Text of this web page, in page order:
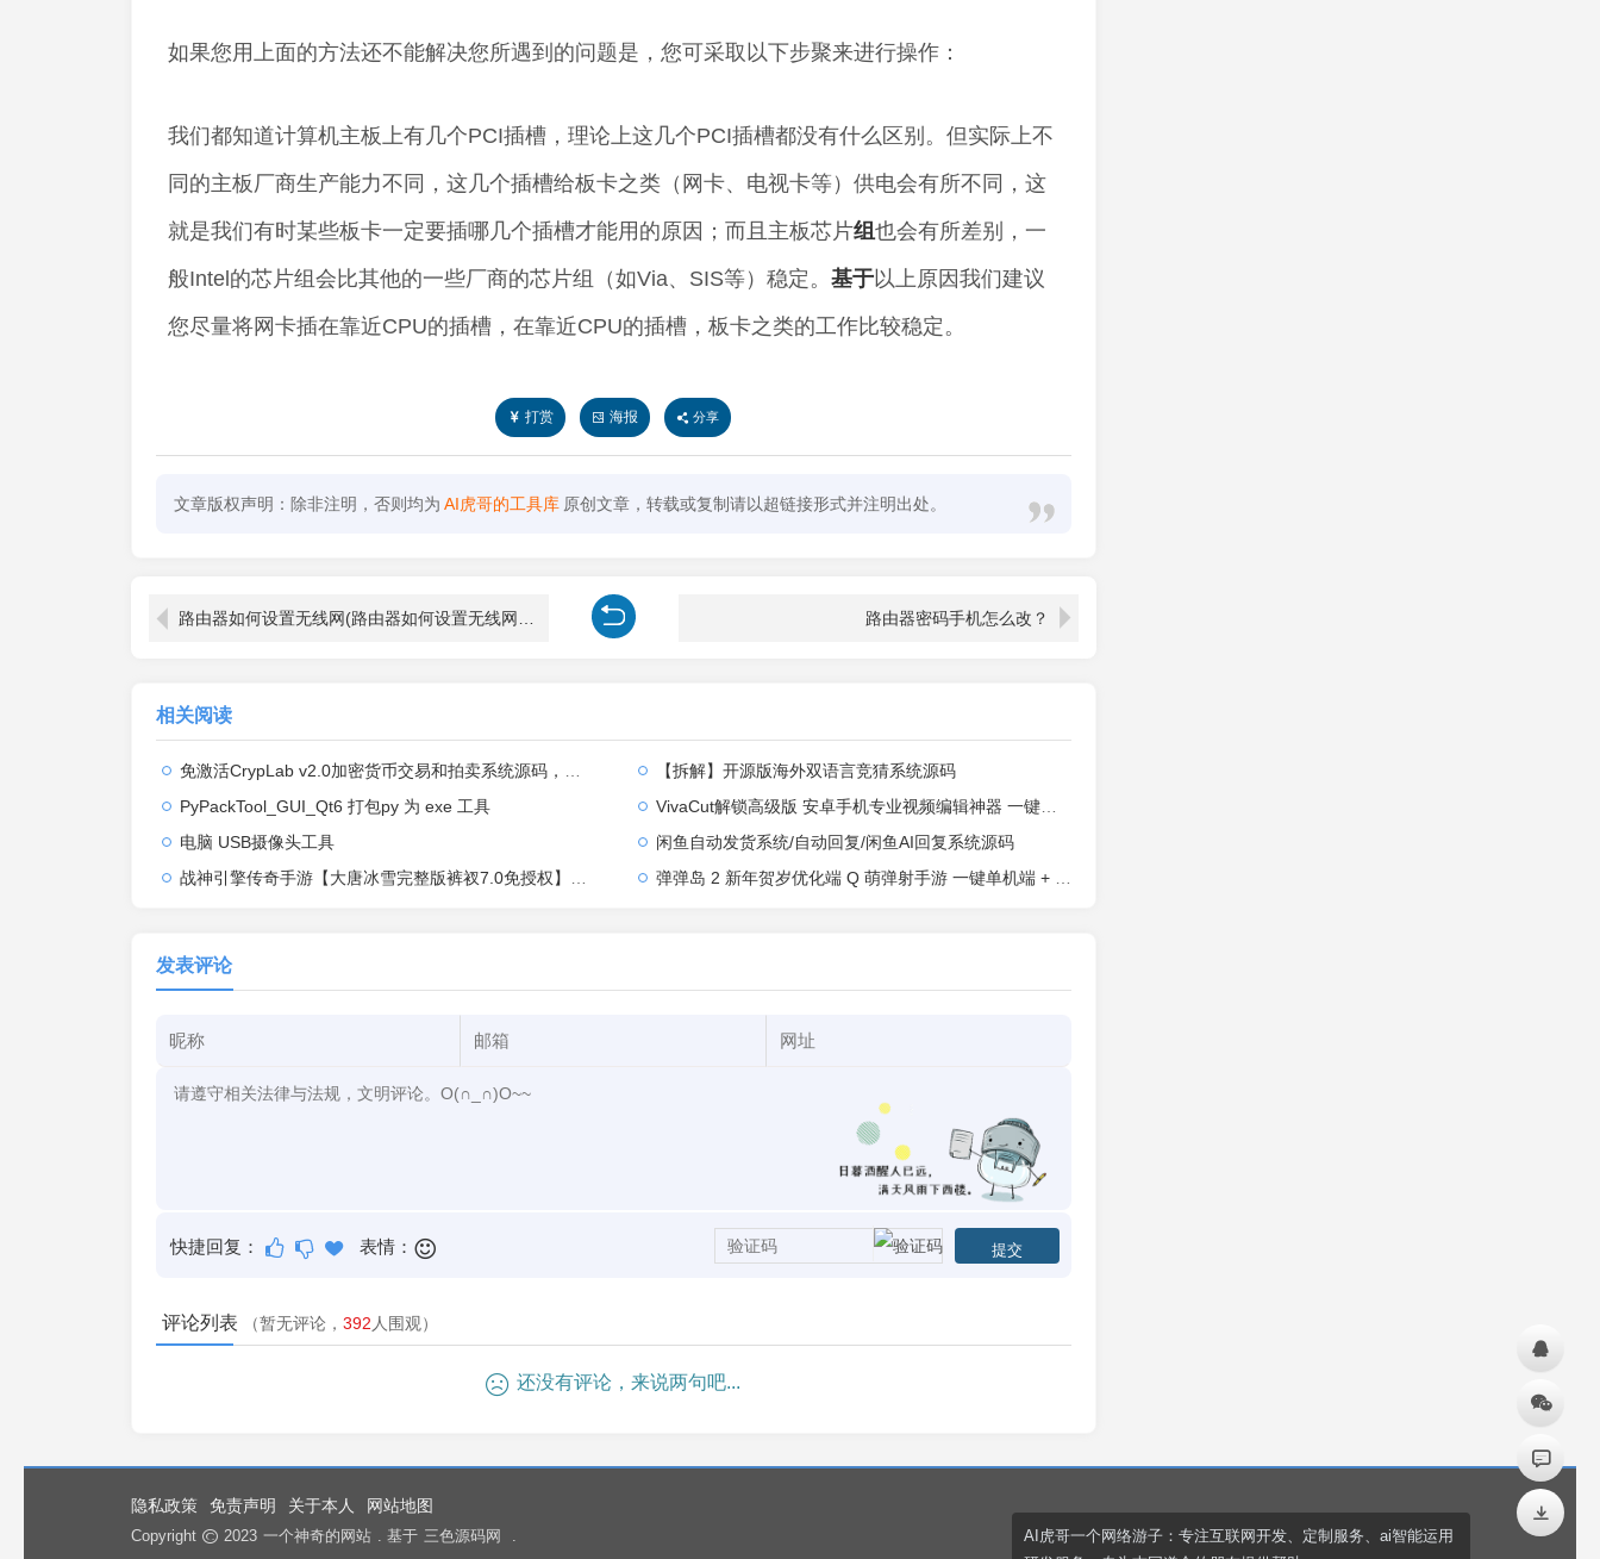
如果您用上面的方法还不能解决您所遇到的问题是，您可采取以下步聚来进行操作：
我们都知道计算机主板上有几个PCI插槽，理论上这几个PCI插槽都没有什么区别。但实际上不
同的主板厂商生产能力不同，这几个插槽给板卡之类（网卡、电视卡等）供电会有所不同，这
就是我们有时某些板卡一定要插哪几个插槽才能用的原因；而且主板芯片组也会有所差别，一
般Intel的芯片组会比其他的一些厂商的芯片组（如Via、SIS等）稳定。 基于以上原因我们建议
您尽量将网卡插在靠近CPU的插槽，在靠近CPU的插槽，板卡之类的工作比较稳定。
打赏 海报 分享
文章版权声明：除非注明，否则均为 AI虎哥的工具库 原创文章，转载或复制请以超链接形式并注明出处。
路由器如何设置无线网(路由器如何设置无线网网络流畅) 路由器密码手机怎么改？
相关阅读
免激活CrypLab v2.0加密货币交易和拍卖系统源码，前台新增中文后台全部汉化
【拆解】开源版海外双语言竞猜系统源码
PyPackTool_GUI_Qt6 打包py 为 exe 工具
VivaCut解锁高级版 安卓手机专业视频编辑神器 一键式AI加持
电脑 USB摄像头工具
闲鱼自动发货系统/自动回复/闲鱼AI回复系统源码
战神引擎传奇手游【大唐冰雪完整版裤衩7.0免授权】2026整理特色服务端+寒冬之城+万象古城+天威大陆+大唐盛世【站长亲测】
弹弹岛 2 新年贺岁优化端 Q 萌弹射手游 一键单机端 + Linux 手工端 + GM 后台 + 安卓 iOS 双端带教程
发表评论
快捷回复： 表情：
评论列表 （暂无评论， 392 人围观）
还没有评论，来说两句吧...
隐私政策 免责声明 关于本人 网站地图
Copyright 2023 一个神奇的网站 . 基于 三色源码网 .
AI虎哥一个网络游子：专注互联网开发、定制服务、ai智能运用